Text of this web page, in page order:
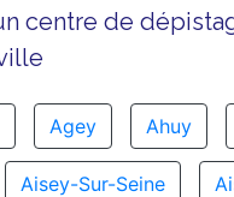
centre de
Agey Ahuy
Aisey-Sur-Seine